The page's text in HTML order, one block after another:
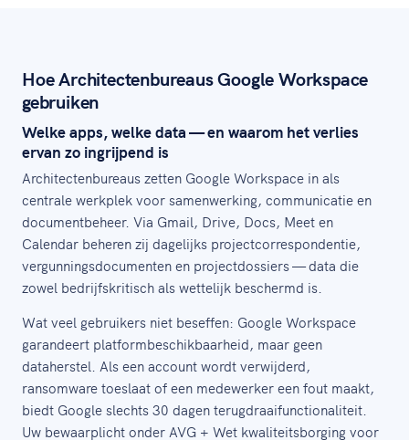
Hoe Architectenbureaus Google Workspace
gebruiken
Welke apps, welke data — en waarom het verlies
ervan zo ingrijpend is
Architectenbureaus zetten Google Workspace in als
centrale werkplek voor samenwerking, communicatie en
documentbeheer. Via Gmail, Drive, Docs, Meet en
Calendar beheren zij dagelijks projectcorrespondentie,
vergunningsdocumenten en projectdossiers — data die
zowel bedrijfskritisch als wettelijk beschermd is.
Wat veel gebruikers niet beseffen: Google Workspace
garandeert platformbeschikbaarheid, maar geen
dataherstel. Als een account wordt verwijderd,
ransomware toeslaat of een medewerker een fout maakt,
biedt Google slechts 30 dagen terugdraaifunctionaliteit.
Uw bewaarplicht onder AVG + Wet kwaliteitsborging voor